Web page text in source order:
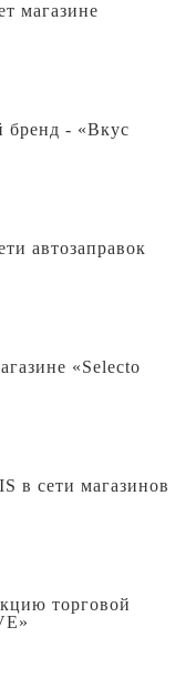
магазине
бренд - «Вкус
автозаправок
«Selecto
в сети магазинов
торговой